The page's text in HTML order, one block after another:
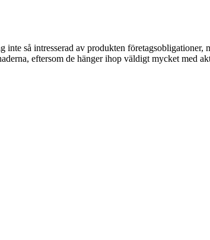
så intresserad av produkten
eftersom de hänger ihop väldigt mycket med